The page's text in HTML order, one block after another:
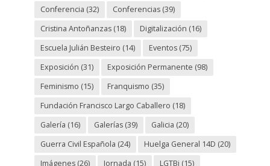
Conferencia (32) Conferencias(39)
Cristina Antoñanzas(18) Digitalización (16)
Escuela Julián Besteiro (14) Eventos(75)
Exposición (31) Exposición Permanente (98)
Feminismo (15) Franquismo (35)
Fundación Francisco Largo Caballero (18)
Galería (16) Galerías(39) Galicia (20)
Guerra Civil Española (24) Huelga General 14D (20)
Imágenes(26) Jornada (15) LGTBi (15)